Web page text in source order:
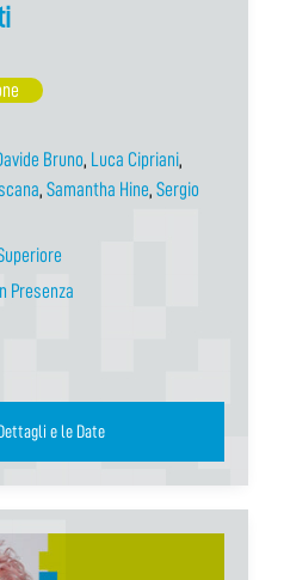
Bruno, Luca Cipriani,
, Samantha Hine, Sergio
Presenza
e le Date